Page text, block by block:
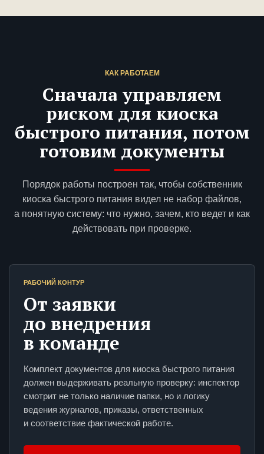
КАК РАБОТАЕМ
Сначала управляем
риском для киоска
быстрого питания, потом
готовим документы
Порядок работы построен так, чтобы собственник
киоска быстрого питания видел не набор файлов,
а понятную систему: что нужно, зачем, кто ведет и как
действовать при проверке.
РАБОЧИЙ КОНТУР
От заявки
до внедрения
в команде
Комплект документов для киоска быстрого питания
должен выдерживать реальную проверку: инспектор
смотрит не только наличие папки, но и логику
ведения журналов, приказы, ответственных
и соответствие фактической работе.